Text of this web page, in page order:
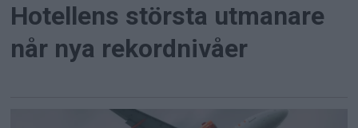
Hotellens största utmanare
når nya rekordnivåer